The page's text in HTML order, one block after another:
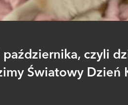
października, czyli
Światowy Dzień